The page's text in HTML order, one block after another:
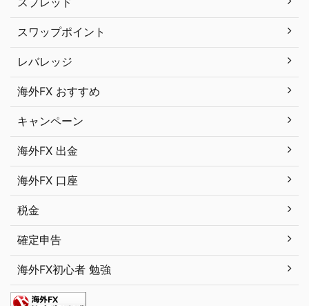
スワップポイント
レバレッジ
海外FX おすすめ
キャンペーン
海外FX 出金
海外FX 口座
税金
確定申告
海外FX初心者 勉強